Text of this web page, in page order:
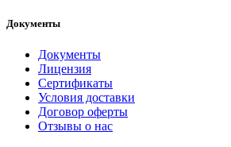
Документы
Документы
Лицензия
Сертификаты
Условия доставки
Договор оферты
Отзывы о нас